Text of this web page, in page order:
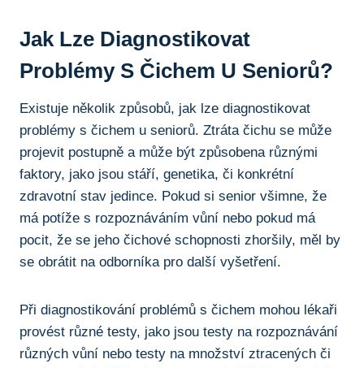
Jak Lze ​diagnostikovat
Problémy S Čichem U Seniorů?
Existuje několik způsobů, ​jak ⁣lze diagnostikovat
problémy s ⁣čichem u seniorů. ⁢Ztráta čichu⁣ se ​může
projevit postupně a může být způsobena ​různými
faktory, jako jsou stáří, genetika, či konkrétní⁢
zdravotní stav jedince.‌ Pokud si senior​ všimne, že
má​ potíže s rozpoznáváním vůní⁤ nebo pokud ​má
pocit, že se jeho⁣ čichové schopnosti ⁣zhoršily, měl by
se obrátit⁣ na odborníka⁤ pro další‌ vyšetření.
Při diagnostikování problémů s​ čichem​ mohou lékaři
provést různé testy, jako jsou testy na rozpoznávání
různých vůní nebo testy ​na množství ztracených či